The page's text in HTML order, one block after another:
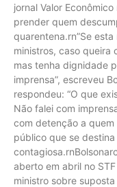
jornal Valor
prender quem
quarentena.rn”Se
ministros, caso queira
mas tenha dignidade
imprensa”, escreveu
respondeu: “O que
Não falei com
com detenção a
público que se
aberto em abril no
ministro sobre